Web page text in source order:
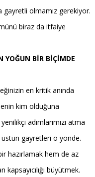
gayretli olmamız gerekiyor.
biraz da itfaiye
YOĞUN BİR BİÇİMDE
en kritik anında
kim olduğuna
adımlarımızı atma
gayretleri o yönde.
hazırlamak hem de az
büyütmek.